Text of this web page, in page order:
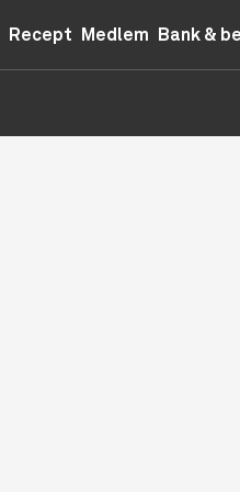
Recept Medlem Bank &